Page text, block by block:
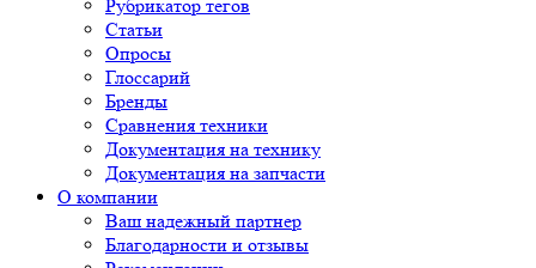
Рубрикатор тегов
Статьи
Опросы
Глоссарий
Бренды
Сравнения техники
Документация на технику
Документация на запчасти
О компании
Ваш надежный партнер
Благодарности и отзывы